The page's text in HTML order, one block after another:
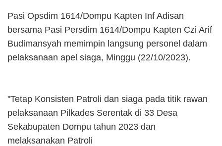
Pasi Opsdim 1614/Dompu Kapten Inf Adisan
bersama Pasi Persdim 1614/Dompu Kapten Czi Arif
Budimansyah memimpin langsung personel dalam
pelaksanaan apel siaga, Minggu (22/10/2023).
"Tetap Konsisten Patroli dan siaga pada titik rawan
pelaksanaan Pilkades Serentak di 33 Desa
Sekabupaten Dompu tahun 2023 dan
melaksanakan Patroli